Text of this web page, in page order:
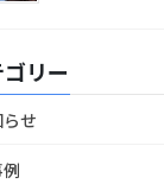
リー
せ